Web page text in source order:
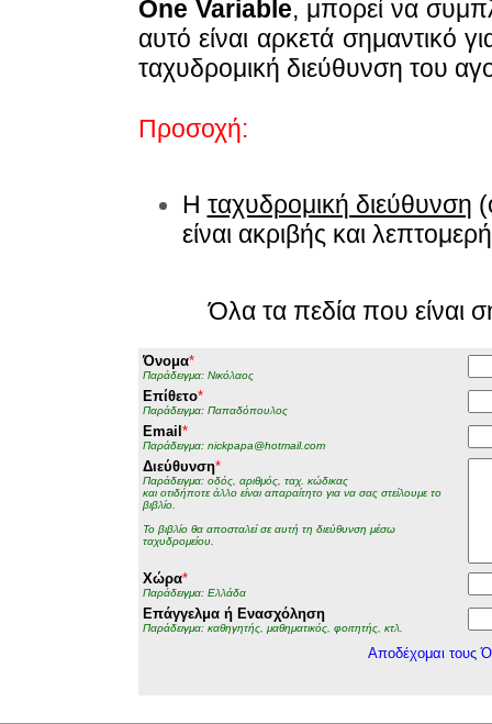
One Variable, μπορεί να
αυτό είναι αρκετά σημαντικό
ταχυδρομική διεύθυνση του
Προσοχή:
Η ταχυδρομική διεύθυνση
είναι ακριβής και
Όλα τα πεδία που είναι
Όνομα*
Παράδειγμα: Νικόλαος
Επίθετο*
Παράδειγμα: Παπαδόπουλος
Email *
Παράδειγμα: nickpapa@hotmail.com
Διεύθυνση*
Παράδειγμα: οδός, αριθμός, ταχ. κώδικας
και οτιδήποτε άλλο είναι απαραίτητο για να σας στείλουμε το
βιβλίο.
Το βιβλίο θα αποσταλεί σε αυτή τη διεύθυνση μέσω
ταχυδρομείου.
Χώρα*
Παράδειγμα: Ελλάδα
Επάγγελμα ή Ενασχόληση
Παράδειγμα: καθηγητής, μαθηματικός, φοιτητής, κτλ.
Αποδέχομαι τους